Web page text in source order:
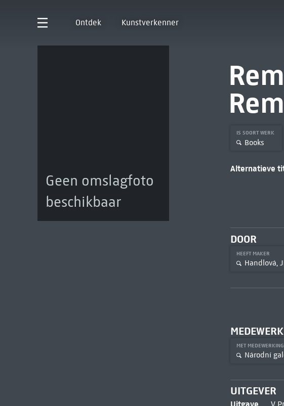
Ontdek Kunstverkenner
Geen omslagfoto
beschikbaar
IS SOORT WERK
Books
Alternatieve
DOOR
HEEFT MAKER
Handlová,
MET
Národní
UITGEVER